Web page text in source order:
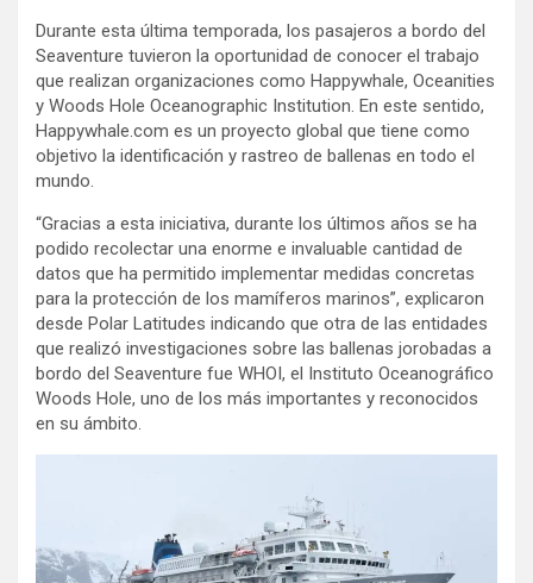
Durante esta última temporada, los pasajeros a bordo del
Seaventure tuvieron la oportunidad de conocer el trabajo
que realizan organizaciones como Happywhale, Oceanities
y Woods Hole Oceanographic Institution. En este sentido,
Happywhale.com es un proyecto global que tiene como
objetivo la identificación y rastreo de ballenas en todo el
mundo.
“Gracias a esta iniciativa, durante los últimos años se ha
podido recolectar una enorme e invaluable cantidad de
datos que ha permitido implementar medidas concretas
para la protección de los mamíferos marinos”, explicaron
desde Polar Latitudes indicando que otra de las entidades
que realizó investigaciones sobre las ballenas jorobadas a
bordo del Seaventure fue WHOI, el Instituto Oceanográfico
Woods Hole, uno de los más importantes y reconocidos
en su ámbito.